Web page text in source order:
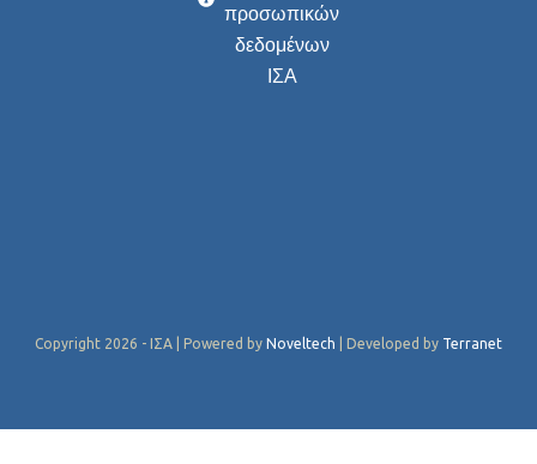
προσωπικών
δεδομένων
ΙΣΑ
Copyright 2026 - ΙΣΑ | Powered by Noveltech | Developed by Terranet